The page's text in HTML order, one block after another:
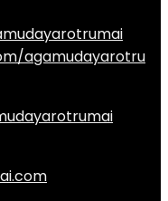
agamudayarotru